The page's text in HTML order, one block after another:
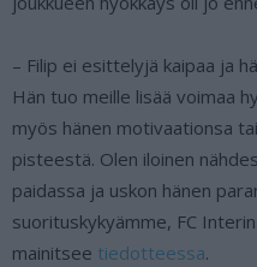
– Filip ei esittelyjä kaipaa ja
Hän tuo meille lisää voimaa
myös hänen motivaationsa
pisteestä. Olen iloinen
paidassa ja uskon hänen
suorituskykyämme, FC
mainitsee tiedotteessa.